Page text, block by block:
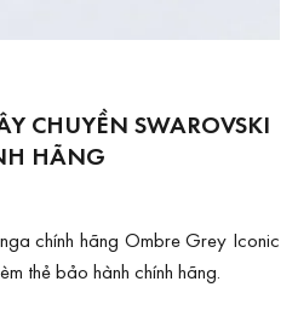
CHUYỀN SWAROVSKI
HÃNG
chính hãng Ombre Grey Iconic
thẻ bảo hành chính hãng.